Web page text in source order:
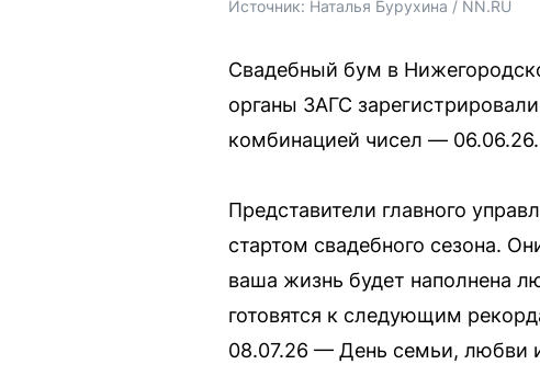
Источник: Наталья Бурухина / NN.RU
Свадебный бум в
органы ЗАГС
комбинацией чисел — 06.06.26.
Представители главного
стартом свадебного сезона.
ваша жизнь будет наполнена
готовятся к следующим
08.07.26 — День семьи, любви